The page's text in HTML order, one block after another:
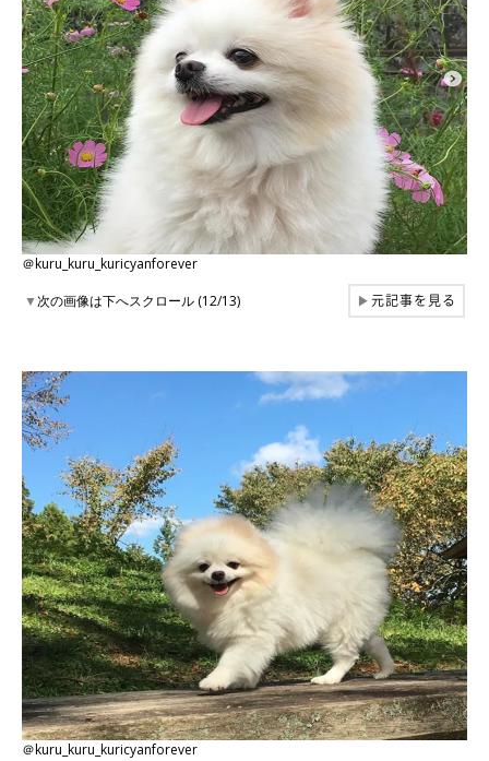
＠kuru_kuru_kuricyanforever
▼次の画像は下へスクロール (12/13) ▶元記事を見る
＠kuru_kuru_kuricyanforever